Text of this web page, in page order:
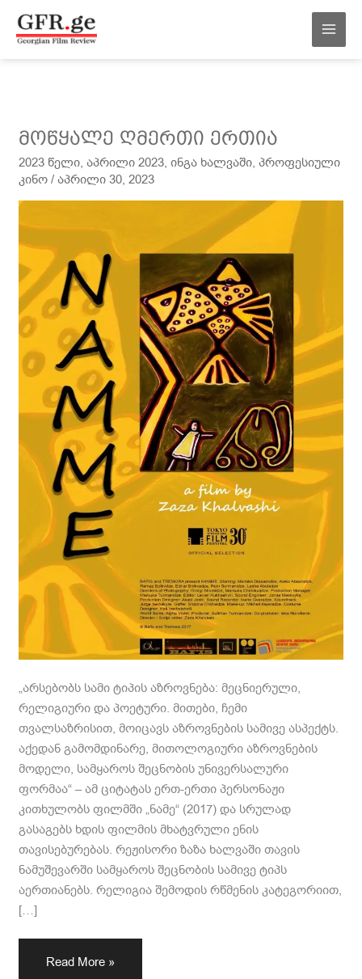
გადასვლა
მოწყალე ღმერთი ერთია
2023 წელი,აპრილი 2023,ინგა ხალვაში,პროფესიული
კინო /აპრილი 30, 2023
„არსებობს სამი ტიპის აზროვნება: მეცნიერული,
რელიგიური და პოეტური. მითები, ჩემი
თვალსაზრისით, მოიცავს აზროვნების სამივე ასპექტს.
აქედან გამომდინარე, მითოლოგიური აზროვნების
მოდელი, სამყაროს შეცნობის უნივერსალური
ფორმაა“ – ამ ციტატას ერთ-ერთი პერსონაჟი
კითხულობს ფილმში „ნამე“ (2017) და სრულად
გასაგებს ხდის ფილმის მხატვრული ენის
თავისებურებას. რეჟისორი ზაზა ხალვაში თავის
ნამუშევარში სამყაროს შეცნობის სამივე ტიპს
აერთიანებს. რელიგია შემოდის რწმენის კატეგორიით,
[…]
მოწყალე
ღმერთი
ერთია
Read More »